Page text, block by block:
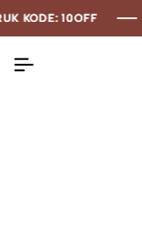
KODE: 10OFF
KODE: 10OFF
KODE: 10OFF